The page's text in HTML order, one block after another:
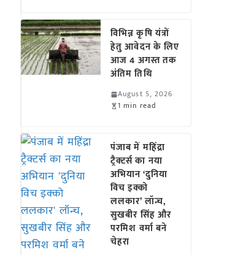
विभिन्न कृषि यंत्रों
हेतु आवेदन के लिए
आज 4 अगस्त तक
अंतिम तिथि
August 5, 2026
1 min read
पंजाब में महिंद्रा
ट्रैक्टर्स का नया
अभियान ‘दुनिया
विच इक्को
ललकार’ लॉन्च,
सुखबीर सिंह और
परमिश वर्मा बने
चेहरा